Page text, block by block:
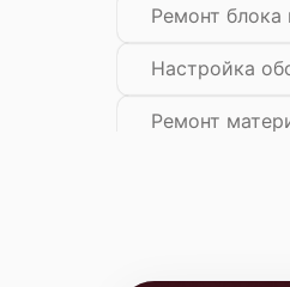
Ремонт блока
Настройка
Ремонт